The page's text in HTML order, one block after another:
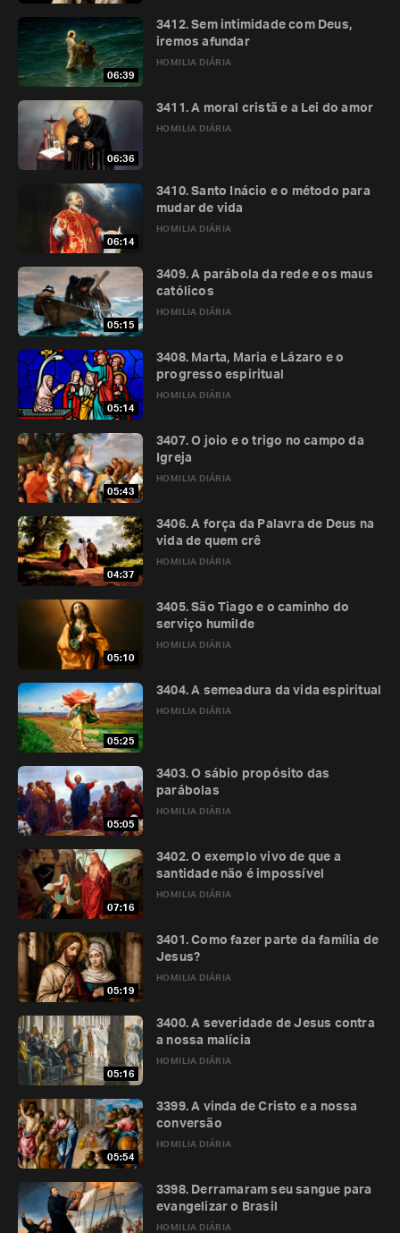
06:39
HOMILIA DIÁRIA
3412. Sem intimidade com Deus,
iremos afundar
06:36
HOMILIA DIÁRIA
3411. A moral cristã e a Lei do amor
06:14
HOMILIA DIÁRIA
3410. Santo Inácio e o método para
mudar de vida
05:15
HOMILIA DIÁRIA
3409. A parábola da rede e os maus
católicos
05:14
HOMILIA DIÁRIA
3408. Marta, Maria e Lázaro e o
progresso espiritual
05:43
HOMILIA DIÁRIA
3407. O joio e o trigo no campo da
Igreja
04:37
HOMILIA DIÁRIA
3406. A força da Palavra de Deus na
vida de quem crê
05:10
HOMILIA DIÁRIA
3405. São Tiago e o caminho do
serviço humilde
05:25
HOMILIA DIÁRIA
3404. A semeadura da vida espiritual
05:05
HOMILIA DIÁRIA
3403. O sábio propósito das
parábolas
07:16
HOMILIA DIÁRIA
3402. O exemplo vivo de que a
santidade não é impossível
05:19
HOMILIA DIÁRIA
3401. Como fazer parte da família de
Jesus?
05:16
HOMILIA DIÁRIA
3400. A severidade de Jesus contra
a nossa malícia
05:54
HOMILIA DIÁRIA
3399. A vinda de Cristo e a nossa
conversão
HOMILIA DIÁRIA
3398. Derramaram seu sangue para
evangelizar o Brasil